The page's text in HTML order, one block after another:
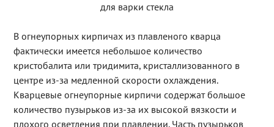
для варки стекла
В огнеупорных кирпичах из плавленого кварца
фактически имеется небольшое количество
кристобалита или тридимита, кристаллизованного в
центре из-за медленной скорости охлаждения.
Кварцевые огнеупорные кирпичи содержат большое
количество пузырьков из-за их высокой вязкости и
плохого осветления при плавлении. Часть пузырьков